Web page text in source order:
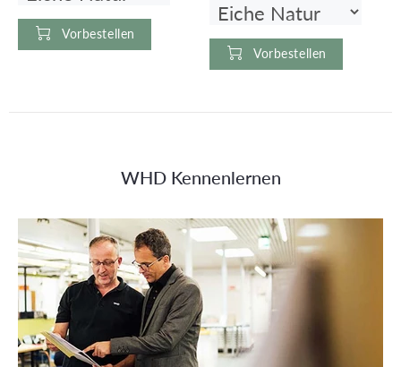
Vorbestellen
Vorbestellen
WHD Kennenlernen